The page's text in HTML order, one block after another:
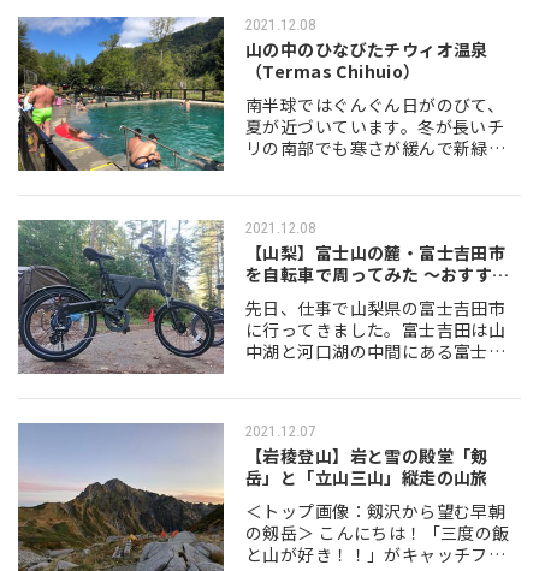
し…
2021.12.08
山の中のひなびたチウィオ温泉
（Termas Chihuio）
南半球ではぐんぐん日がのびて、
夏が近づいています。冬が長いチ
リの南部でも寒さが緩んで新緑が
日、パンデミック中ずっと閉まっ
に行ってきました。チ…
2021.12.08
【山梨】富士山の麓・富士吉田市
を自転車で周ってみた ～おすすめ
スポット…
先日、仕事で山梨県の富士吉田市
に行ってきました。富士吉田は山
中湖と河口湖の中間にある富士北
野八海などメジャーな観光地に比
ってしまっている地域…
2021.12.07
【岩稜登山】岩と雪の殿堂「剱
岳」と「立山三山」縦走の山旅
＜トップ画像：剱沢から望む早朝
の剱岳＞ こんにちは！「三度の飯
と山が好き！！」がキャッチフレ